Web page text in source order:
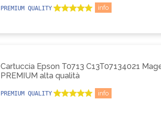
PREMIUM QUALITY info
Cartuccia Epson T0713 C13T07134021
PREMIUM alta qualità
PREMIUM QUALITY info